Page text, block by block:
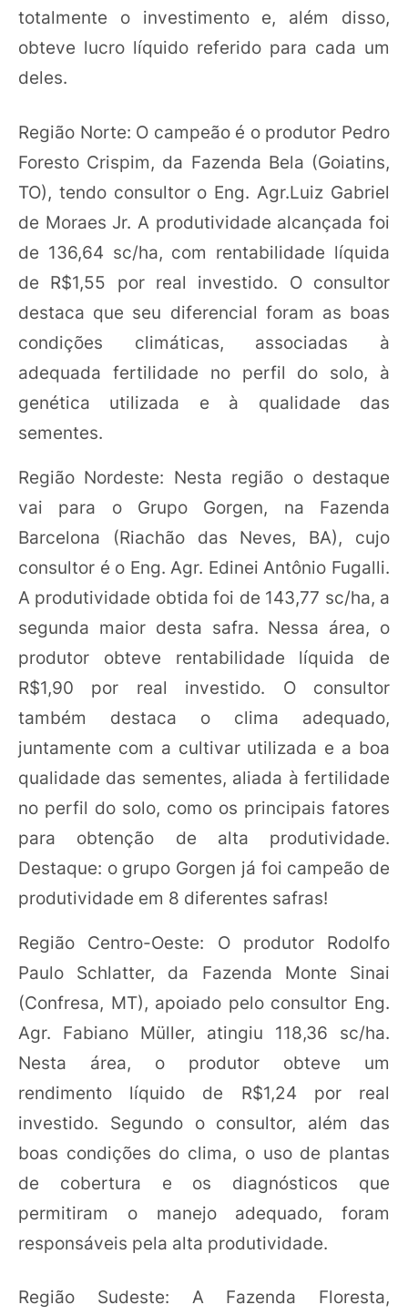
totalmente o investimento e, além disso,
obteve lucro líquido referido para cada um
deles.
Região Norte: O campeão é o produtor Pedro
Foresto Crispim, da Fazenda Bela (Goiatins,
TO), tendo consultor o Eng. Agr.Luiz Gabriel
de Moraes Jr. A produtividade alcançada foi
de 136,64 sc/ha, com rentabilidade líquida
de R$1,55 por real investido. O consultor
destaca que seu diferencial foram as boas
condições climáticas, associadas à
adequada fertilidade no perfil do solo, à
genética utilizada e à qualidade das
sementes.
Região Nordeste: Nesta região o destaque
vai para o Grupo Gorgen, na Fazenda
Barcelona (Riachão das Neves, BA), cujo
consultor é o Eng. Agr. Edinei Antônio Fugalli.
A produtividade obtida foi de 143,77 sc/ha, a
segunda maior desta safra. Nessa área, o
produtor obteve rentabilidade líquida de
R$1,90 por real investido. O consultor
também destaca o clima adequado,
juntamente com a cultivar utilizada e a boa
qualidade das sementes, aliada à fertilidade
no perfil do solo, como os principais fatores
para obtenção de alta produtividade.
Destaque: o grupo Gorgen já foi campeão de
produtividade em 8 diferentes safras!
Região Centro-Oeste: O produtor Rodolfo
Paulo Schlatter, da Fazenda Monte Sinai
(Confresa, MT), apoiado pelo consultor Eng.
Agr. Fabiano Müller, atingiu 118,36 sc/ha.
Nesta área, o produtor obteve um
rendimento líquido de R$1,24 por real
investido. Segundo o consultor, além das
boas condições do clima, o uso de plantas
de cobertura e os diagnósticos que
permitiram o manejo adequado, foram
responsáveis pela alta produtividade.
Região Sudeste: A Fazenda Floresta,